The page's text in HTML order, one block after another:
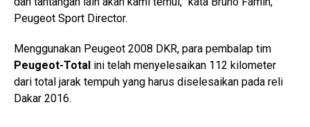
Peugeot Sport Director.
Menggunakan Peugeot 2008 DKR, para pembalap tim
Peugeot-Total ini telah menyelesaikan 112 kilometer
dari total jarak tempuh yang harus diselesaikan pada reli
Dakar 2016.